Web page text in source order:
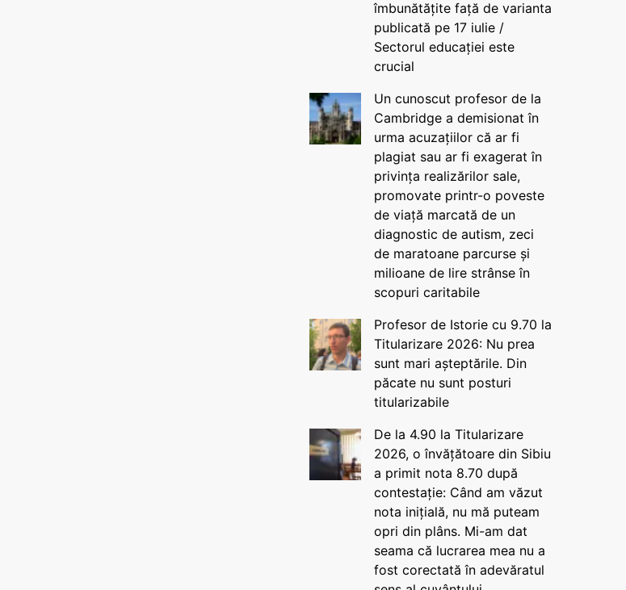
îmbunătățite față de varianta
publicată pe 17 iulie /
Sectorul educației este
crucial
Un cunoscut profesor de la
Cambridge a demisionat în
urma acuzațiilor că ar fi
plagiat sau ar fi exagerat în
privința realizărilor sale,
promovate printr-o poveste
de viață marcată de un
diagnostic de autism, zeci
de maratoane parcurse și
milioane de lire strânse în
scopuri caritabile
Profesor de Istorie cu 9.70 la
Titularizare 2026: Nu prea
sunt mari așteptările. Din
păcate nu sunt posturi
titularizabile
De la 4.90 la Titularizare
2026, o învățătoare din Sibiu
a primit nota 8.70 după
contestație: Când am văzut
nota inițială, nu mă puteam
opri din plâns. Mi-am dat
seama că lucrarea mea nu a
fost corectată în adevăratul